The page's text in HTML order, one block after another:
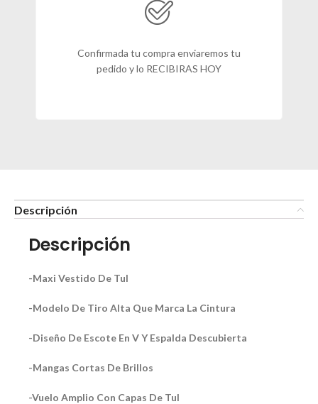
Confirmada tu compra enviaremos tu
pedido y lo RECIBIRAS HOY
Descripción
Descripción
-Maxi Vestido De Tul
-Modelo De Tiro Alta Que Marca La Cintura
-Diseño De Escote En V Y Espalda Descubierta
-Mangas Cortas De Brillos
-Vuelo Amplio Con Capas De Tul